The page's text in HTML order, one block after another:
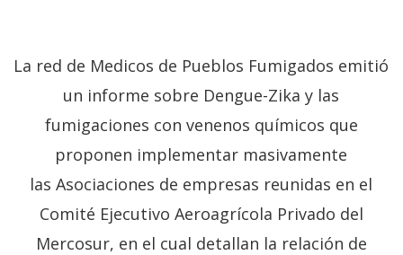
La red de Medicos de Pueblos Fumigados emitió
un informe sobre Dengue-Zika y las
fumigaciones con venenos químicos que
proponen implementar masivamente
las Asociaciones de empresas reunidas en el
Comité Ejecutivo Aeroagrícola Privado del
Mercosur, en el cual detallan la relación de